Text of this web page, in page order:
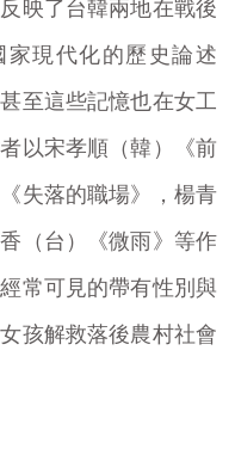
映了台韓兩地在戰後
家現代化的歷史論述
至這些記憶也在女工
以宋孝順（韓）《前
失落的職場》，楊青
（台）《微雨》等作
常可見的帶有性別與
孩解救落後農村社會